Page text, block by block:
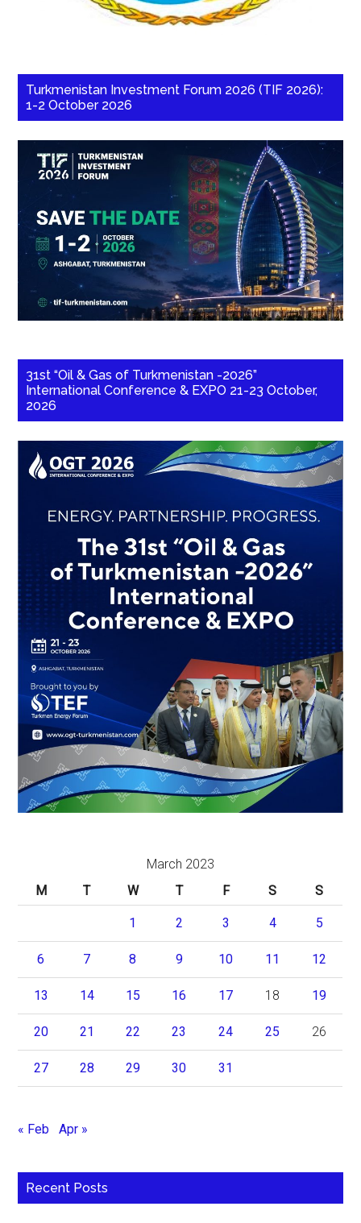
Turkmenistan Investment Forum 2026 (TIF 2026):
1-2 October 2026
31st “Oil & Gas of Turkmenistan -2026”
International Conference & EXPO 21-23 October,
2026
March 2023
M
T W T F S S
1 2 3 4 5
6 7 8 9 10 11 12
13 14 15 16 17 18 19
20 21 22 23 24 25 26
27 28 29 30 31
« Feb Apr »
Recent Posts